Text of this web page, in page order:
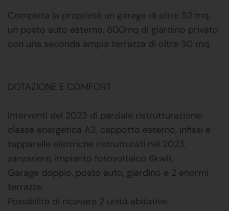
Completa la proprietà un garage di oltre 52 mq,
un posto auto esterno, 800mq di giardino privato
con una seconda ampia terrazza di oltre 30 mq.
DOTAZIONE E COMFORT
Interventi del 2023 di parziale ristrutturazione:
classe energetica A3, cappotto esterno, infissi e
tapparelle elettriche ristrutturati nel 2023,
zanzariere, impianto fotovoltaico 6kwh.
Garage doppio, posto auto, giardino e 2 enormi
terrazze.
Possibilità di ricavare 2 unità abitative.